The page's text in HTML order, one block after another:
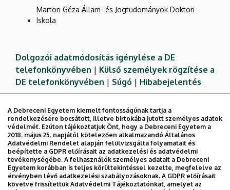
Marton Géza Állam- és Jogtudományok Doktori
Iskola
Dolgozói adatmódosítás igénylése a DE
telefonkönyvében | Külső személyek rögzítése a
DE telefonkönyvében | Súgó | Hibabejelentés
Adatvédelem
A Debreceni Egyetem kiemelt fontosságúnak tartja a
rendelkezésére bocsátott, illetve birtokába jutott személyes adatok
védelmét. Ezúton tájékoztatjuk Önt, hogy a Debreceni Egyetem a
2018. május 25. napjától kötelezően alkalmazandó Általános
Adatvédelmi Rendelet alapján felülvizsgálta folyamatait és
beépítette a GDPR előírásait az adatkezelési és adatvédelmi
tevékenységébe. A felhasználók személyes adatait a Debreceni
Egyetem korábban is teljes körültekintéssel kezelte, megfelelve az
érvényben lévő adatkezelési szabályozásoknak. A GDPR előírásait
követve frissítettük Adatvédelmi Tájékoztatónkat, amelyet az